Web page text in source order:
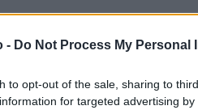
- Do Not Process My Personal
to opt-out of the sale, sharing to
for targeted advertising